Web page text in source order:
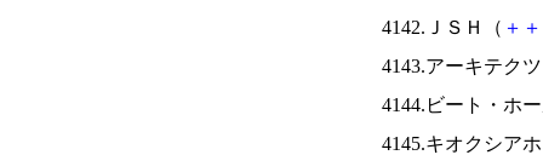
4142.ＪＳＨ（ ＋ ＋
4143.アーキテク
4144.ビート・ホ
4145.キオクシア